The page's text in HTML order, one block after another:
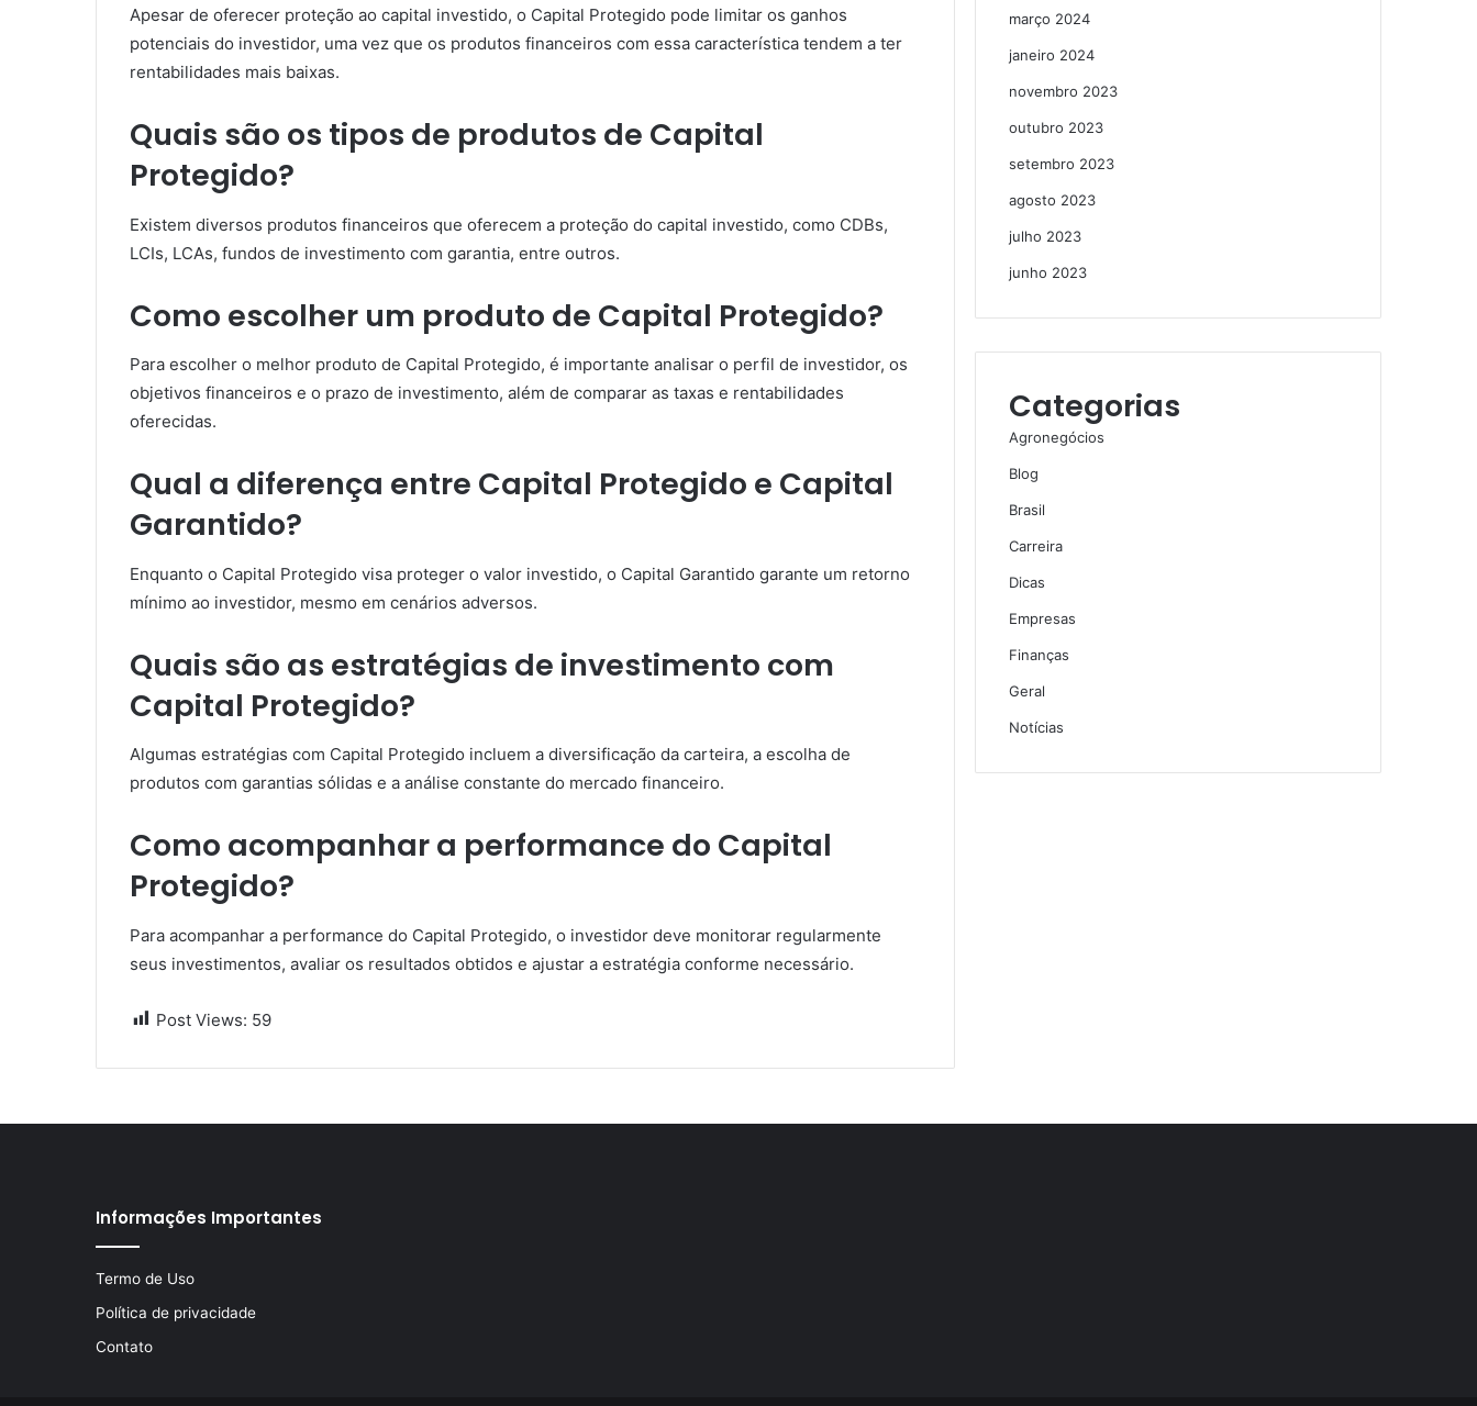
Apesar de oferecer proteção ao capital investido, o Capital Protegido pode limitar os ganhos
potenciais do investidor, uma vez que os produtos financeiros com essa característica tendem a ter
rentabilidades mais baixas.
Quais são os tipos de produtos de Capital
Protegido?
Existem diversos produtos financeiros que oferecem a proteção do capital investido, como CDBs,
LCIs, LCAs, fundos de investimento com garantia, entre outros.
Como escolher um produto de Capital Protegido?
Para escolher o melhor produto de Capital Protegido, é importante analisar o perfil de investidor, os
objetivos financeiros e o prazo de investimento, além de comparar as taxas e rentabilidades
oferecidas.
Qual a diferença entre Capital Protegido e Capital
Garantido?
Enquanto o Capital Protegido visa proteger o valor investido, o Capital Garantido garante um retorno
mínimo ao investidor, mesmo em cenários adversos.
Quais são as estratégias de investimento com
Capital Protegido?
Algumas estratégias com Capital Protegido incluem a diversificação da carteira, a escolha de
produtos com garantias sólidas e a análise constante do mercado financeiro.
Como acompanhar a performance do Capital
Protegido?
Para acompanhar a performance do Capital Protegido, o investidor deve monitorar regularmente
seus investimentos, avaliar os resultados obtidos e ajustar a estratégia conforme necessário.
Post Views: 59
março 2024
janeiro 2024
novembro 2023
outubro 2023
setembro 2023
agosto 2023
julho 2023
junho 2023
Categorias
Agronegócios
Blog
Brasil
Carreira
Dicas
Empresas
Finanças
Geral
Notícias
Informações Importantes
Termo de Uso
Política de privacidade
Contato